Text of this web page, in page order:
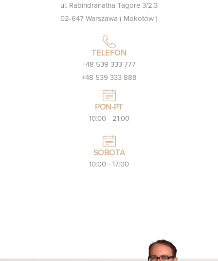
ul. Rabindranatha Tagore 3/2.3
02-647 Warszawa ( Mokotów )
TELEFON
+48 539 333 777
+48 539 333 888
PON-PT
10:00 - 21:00
SOBOTA
10:00 - 17:00